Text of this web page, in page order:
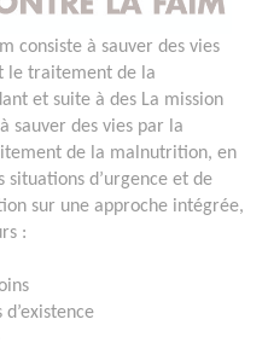
consiste à sauver des vies
le traitement de la
et suite à des La mission
sauver des vies par la
de la malnutrition, en
d’urgence et de
sur une approche intégrée,
: